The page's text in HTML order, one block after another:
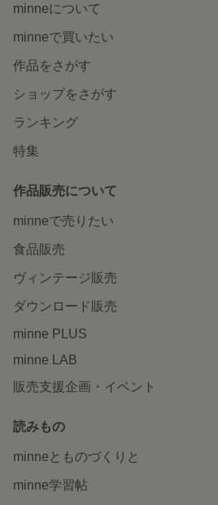
minneについて
minneで買いたい
作品をさがす
ショップをさがす
ランキング
特集
作品販売について
minneで売りたい
食品販売
ヴィンテージ販売
ダウンロード販売
minne PLUS
minne LAB
販売支援企画・イベント
読みもの
minneとものづくりと
minne学習帖